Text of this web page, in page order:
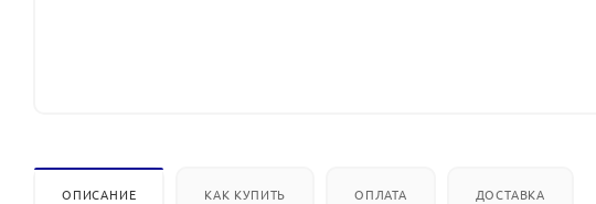
ОПИСАНИЕ КАК КУПИТЬ ОПЛАТА ДОСТАВКА